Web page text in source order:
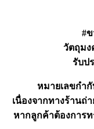
#
วัตถุมง
รับป
หมายเลขกำ
เนื่องจากทางร้านถ่
หากลูกค้าต้องการท